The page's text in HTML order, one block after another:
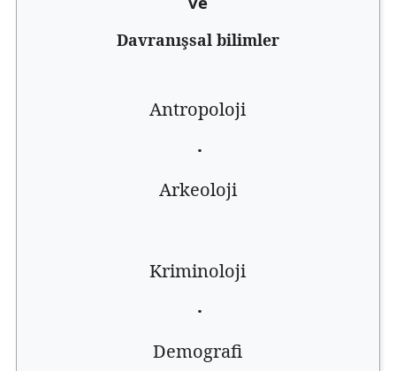
Davranışsal bilimler
Antropoloji
·
Arkeoloji
Kriminoloji
·
Demografi